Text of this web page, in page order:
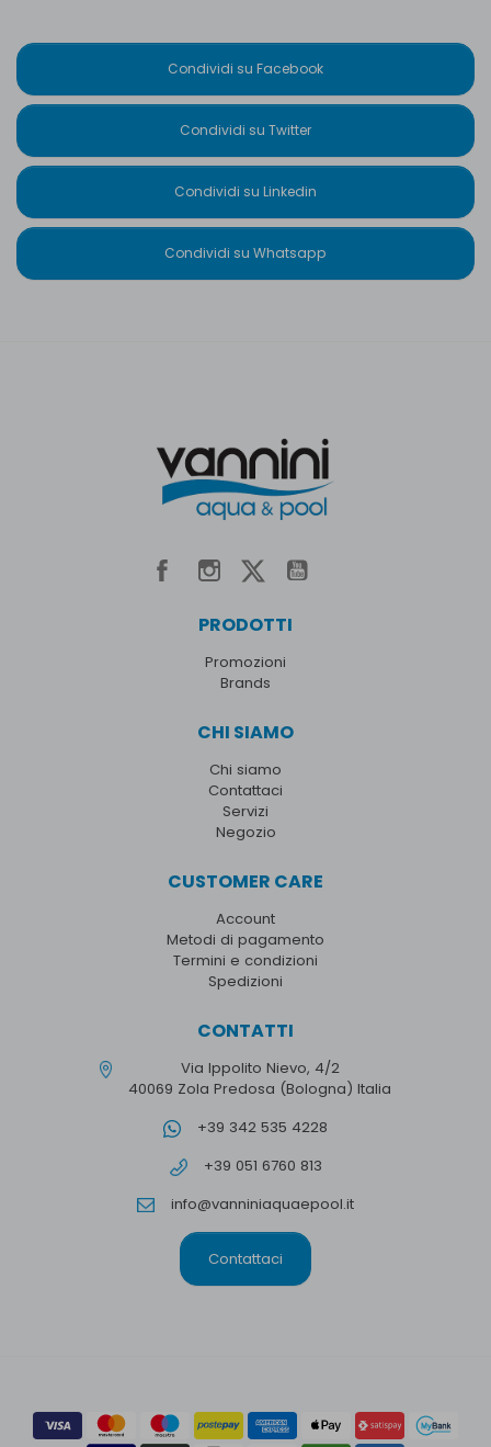
Condividi su Facebook
Condividi su Twitter
Condividi su Linkedin
Condividi su Whatsapp
PRODOTTI
Promozioni
Brands
CHI SIAMO
Chi siamo
Contattaci
Servizi
Negozio
CUSTOMER CARE
Account
Metodi di pagamento
Termini e condizioni
Spedizioni
CONTATTI
Via Ippolito Nievo, 4/2
40069 Zola Predosa (Bologna) Italia
+39 342 535 4228
+39 051 6760 813
info@vanniniaquaepool.it
Contattaci